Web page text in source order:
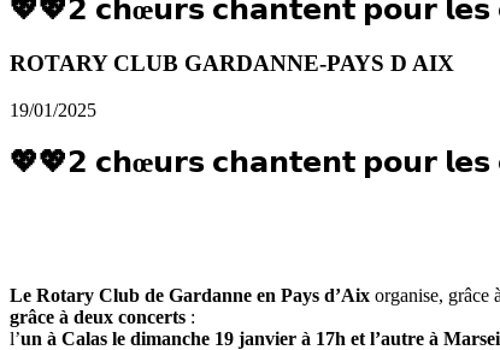
💖💖𝟮 𝗰𝗵œ𝘂𝗿𝘀 𝗰𝗵𝗮𝗻𝘁𝗲𝗻𝘁 𝗽𝗼𝘂𝗿
ROTARY CLUB GARDANNE-PAYS D AIX
19/01/2025
💖💖𝟮 𝗰𝗵œ𝘂𝗿𝘀 𝗰𝗵𝗮𝗻𝘁𝗲𝗻𝘁 𝗽𝗼𝘂𝗿
Le Rotary Club de Gardanne en Pays d’Aix organise, grâce
grâce à deux concerts :
l’un à Calas le dimanche 19 janvier à 17h et l’autre à